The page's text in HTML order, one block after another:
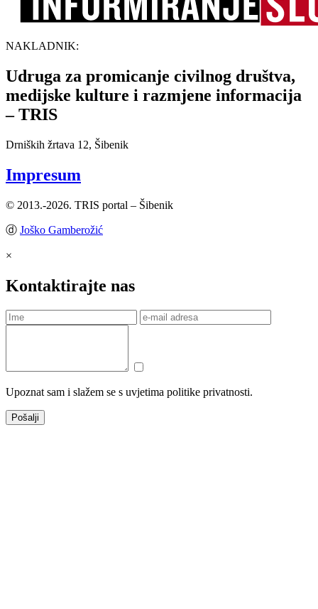
NAKLADNIK:
Udruga za promicanje civilnog društva,
medijske kulture i razmjene informacija
– TRIS
Drniških žrtava 12, Šibenik
Impresum
© 2013.-2026. TRIS portal – Šibenik
ⓓ Joško Gamberožić
×
Kontaktirajte nas
Upoznat sam i slažem se s uvjetima politike privatnosti.
Pošalji